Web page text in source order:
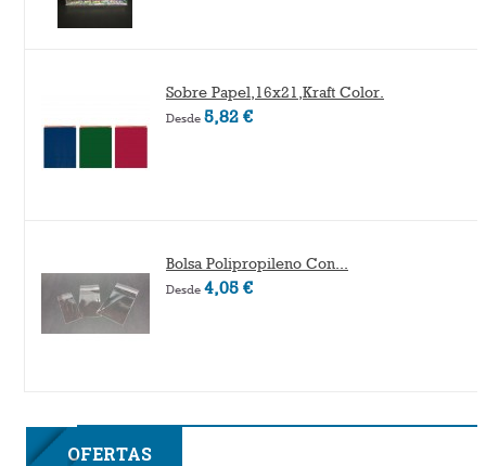
Sobre Papel,16x21,Kraft Color.
Desde 5,82 €
Bolsa Polipropileno Con...
Desde 4,05 €
2F
OFERTAS